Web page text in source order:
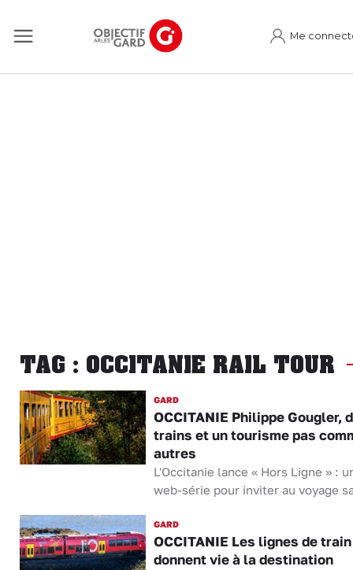
Me
TAG : OCCITANIE RAIL TOUR
GARD
OCCITANIE Philippe Gougler,
trains et un tourisme pas
autres
L'Occitanie lance « Hors Ligne » :
web-série pour inviter au voyage
GARD
OCCITANIE Les lignes de train
donnent vie à la destination